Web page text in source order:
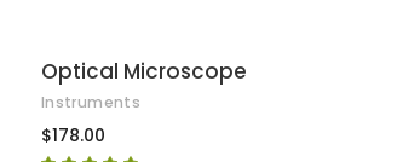
Optical Microscope
Instruments
$178.00